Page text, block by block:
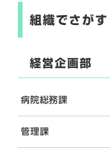
組織でさがす
経営企画部
病院総務課
管理課